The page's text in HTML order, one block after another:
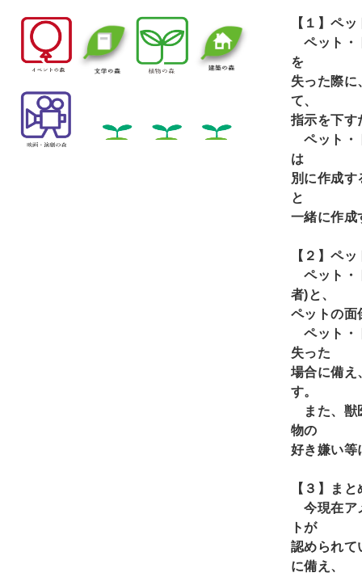
【１】ペ
ペット・
を
失った際に
て、
指示を下す
ペット・
は
別に作成
と
一緒に作成
【２】ペ
ペット・
者)と、
ペットの面
ペット・
失った
場合に備え
す。
また、獣
物の
好き嫌い等
【３】まと
今現在ア
トが
認められて
に備え、